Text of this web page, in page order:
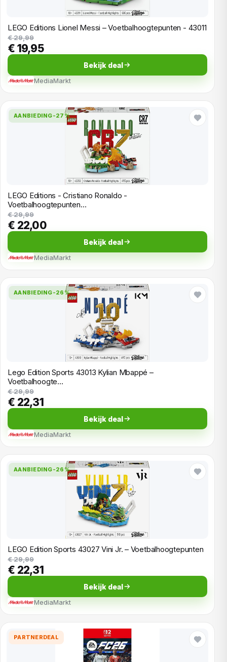
LEGO Editions Lionel Messi – Voetbalhoogtepunten - 43011
€ 29,99
€ 19,95
Bekijk deal
MediaMarkt
AANBIEDING-27%
LEGO Editions - Cristiano Ronaldo -
Voetbalhoogtepunten…
€ 29,99
€ 22,00
Bekijk deal
MediaMarkt
AANBIEDING-26%
Lego Edition Sports 43013 Kylian Mbappé –
Voetbalhoogte…
€ 29,99
€ 22,31
Bekijk deal
MediaMarkt
AANBIEDING-26%
LEGO Edition Sports 43027 Vini Jr. – Voetbalhoogtepunten
€ 29,99
€ 22,31
Bekijk deal
MediaMarkt
PARTNERDEAL